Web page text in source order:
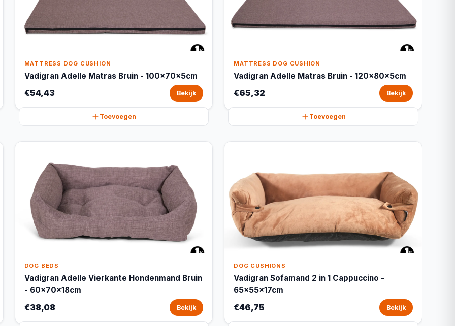
MATTRESS DOG CUSHION
Vadigran Adelle Matras Bruin - 100x70x5cm
€54,43 Bekijk
Toevoegen
MATTRESS DOG CUSHION
Vadigran Adelle Matras Bruin - 120x80x5cm
€65,32 Bekijk
Toevoegen
DOG BEDS
Vadigran Adelle Vierkante Hondenmand Bruin
- 60x70x18cm
€38,08 Bekijk
DOG CUSHIONS
Vadigran Sofamand 2 in 1 Cappuccino -
65x55x17cm
€46,75 Bekijk